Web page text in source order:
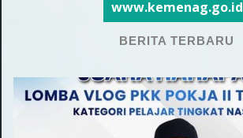
www.kemenag.go.id
BERITA TERBARU